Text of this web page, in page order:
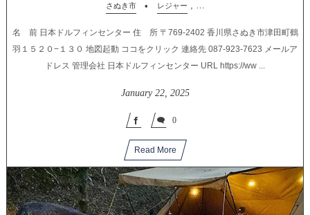
さぬき市 レジャー
名 前 日本ドルフィンセンター 住 所 〒769-2402 香川県さぬき市津田町鶴
羽１５２０−１３０ 地図起動 ココをクリック 連絡先 087-923-7623 メールア
ドレス 管理会社 日本ドルフィンセンター URL https://ww ...
January 22, 2025
0
Read More